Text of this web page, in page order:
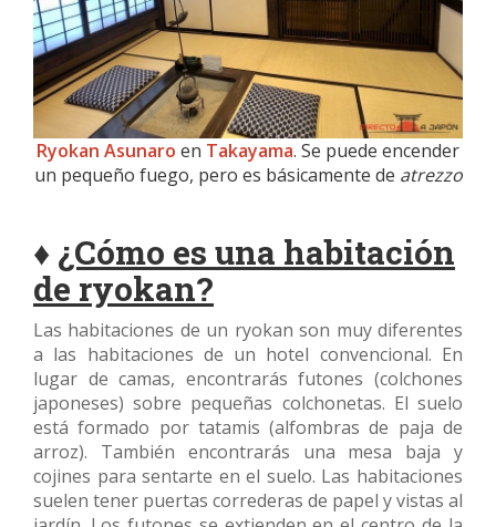
Ryokan Asunaro en Takayama. Se puede encender
un pequeño fuego, pero es básicamente de atrezzo
♦ ¿Cómo es una habitación
de ryokan?
Las habitaciones de un ryokan son muy diferentes
a las habitaciones de un hotel convencional. En
lugar de camas, encontrarás futones (colchones
japoneses) sobre pequeñas colchonetas. El suelo
está formado por tatamis (alfombras de paja de
arroz). También encontrarás una mesa baja y
cojines para sentarte en el suelo. Las habitaciones
suelen tener puertas correderas de papel y vistas al